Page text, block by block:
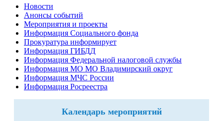
Новости
Анонсы событий
Мероприятия и проекты
Информация Социального фонда
Прокуратура информирует
Информация ГИБДД
Информация Федеральной налоговой службы
Информация МО МО Владимирский округ
Информация МЧС России
Информация Росреестра
Календарь мероприятий